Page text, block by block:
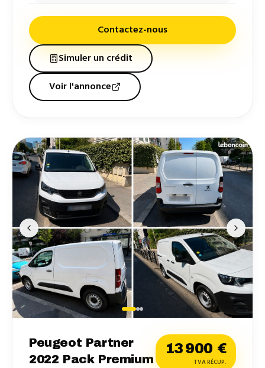
Contactez-nous
Simuler un crédit
Voir l'annonce
Peugeot Partner
2022 Pack Premium
13 900 €
TVA RÉCUP.